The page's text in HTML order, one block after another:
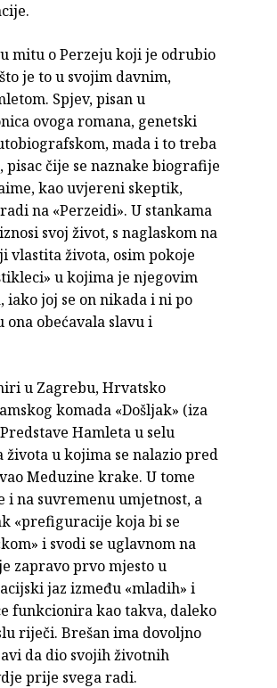
mitu o Perzeju koji je odrubio
je to u svojim davnim,
Spjev, pisan u
ovoga romana, genetski
mada i to treba
čije se naznake biografije
kao uvjereni skeptik,
na «Perzeidi». U stankama
svoj život, s naglaskom na
života, osim pokoje
u kojima je njegovim
joj se on nikada i ni po
obećavala slavu i
u Zagrebu, Hrvatsko
komada «Došljak» (iza
Hamleta u selu
života u kojima se nalazio pred
Meduzine krake. U tome
na suvremenu umjetnost, a
«prefiguracije koja bi se
i svodi se uglavnom na
zapravo prvo mjesto u
jaz između «mladih» i
funkcionira kao takva, daleko
riječi. Brešan ima dovoljno
da dio svojih životnih
prije svega radi.